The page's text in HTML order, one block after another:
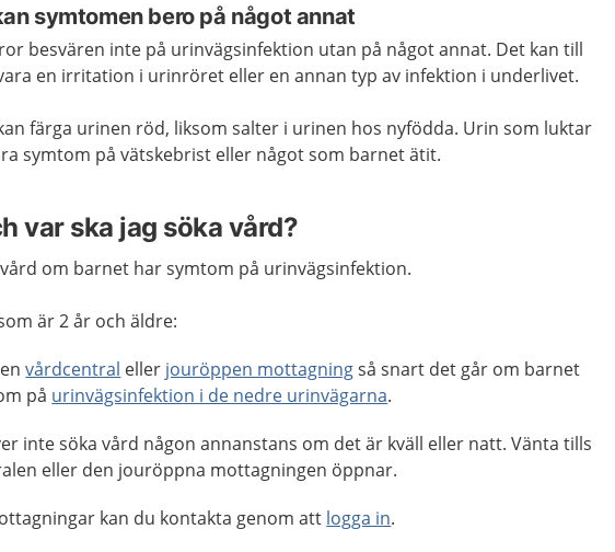
symtomen bero på något annat
besvären inte på urinvägsinfektion utan på något annat. Det kan till
en irritation i urinröret eller en annan typ av infektion i underlivet.
färga urinen röd, liksom salter i urinen hos nyfödda. Urin som luktar
symtom på vätskebrist eller något som barnet ätit.
var ska jag söka vård?
om barnet har symtom på urinvägsinfektion.
är 2 år och äldre:
vårdcentral eller jouröppen mottagningså snart det går om barnet
på urinvägsinfektion i de nedre urinvägarna.
inte söka vård någon annanstans om det är kväll eller natt. Vänta tills
eller den jouröppna mottagningen öppnar.
kan du kontakta genom att logga in.